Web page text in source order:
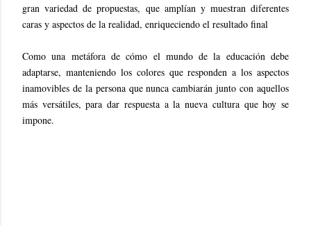
gran variedad de propuestas, que amplían y muestran diferentes
caras y aspectos de la realidad, enriqueciendo el resultado final
Como una metáfora de cómo el mundo de la educación debe
adaptarse, manteniendo los colores que responden a los aspectos
inamovibles de la persona que nunca cambiarán junto con aquellos
más versátiles, para dar respuesta a la nueva cultura que hoy se
impone.